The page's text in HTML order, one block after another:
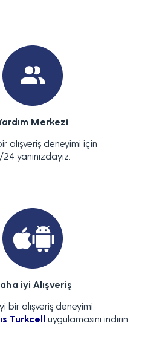
Merkezi
alışveriş deneyimi için
24 yanınızdayız.
iyi Alışveriş
bir alışveriş deneyimi
Turkcell uygulamasını indirin.